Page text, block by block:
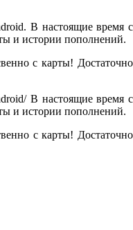
В настоящие время с
и истории пополнений.
с карты! Достаточно
В настоящие время с
и истории пополнений.
с карты! Достаточно